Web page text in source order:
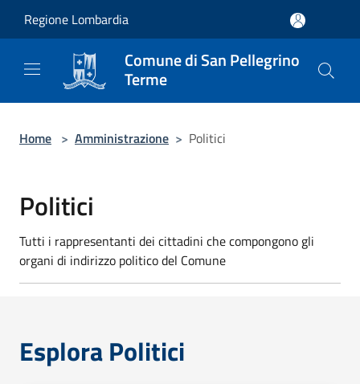
Regione Lombardia
Comune di San Pellegrino
Terme
Home > Amministrazione > Politici
Politici
Tutti i rappresentanti dei cittadini che compongono gli
organi di indirizzo politico del Comune
Esplora Politici